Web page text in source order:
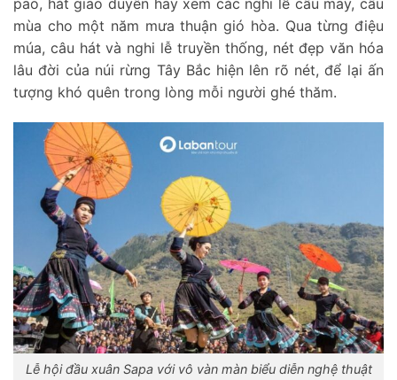
mùa cho một năm mưa thuận gió hòa. Qua từng điệu
múa, câu hát và nghi lễ truyền thống, nét đẹp văn hóa
lâu đời của núi rừng Tây Bắc hiện lên rõ nét, để lại ấn
tượng khó quên trong lòng mỗi người ghé thăm.
Lễ hội đầu xuân Sapa với vô vàn màn biểu diễn nghệ thuật